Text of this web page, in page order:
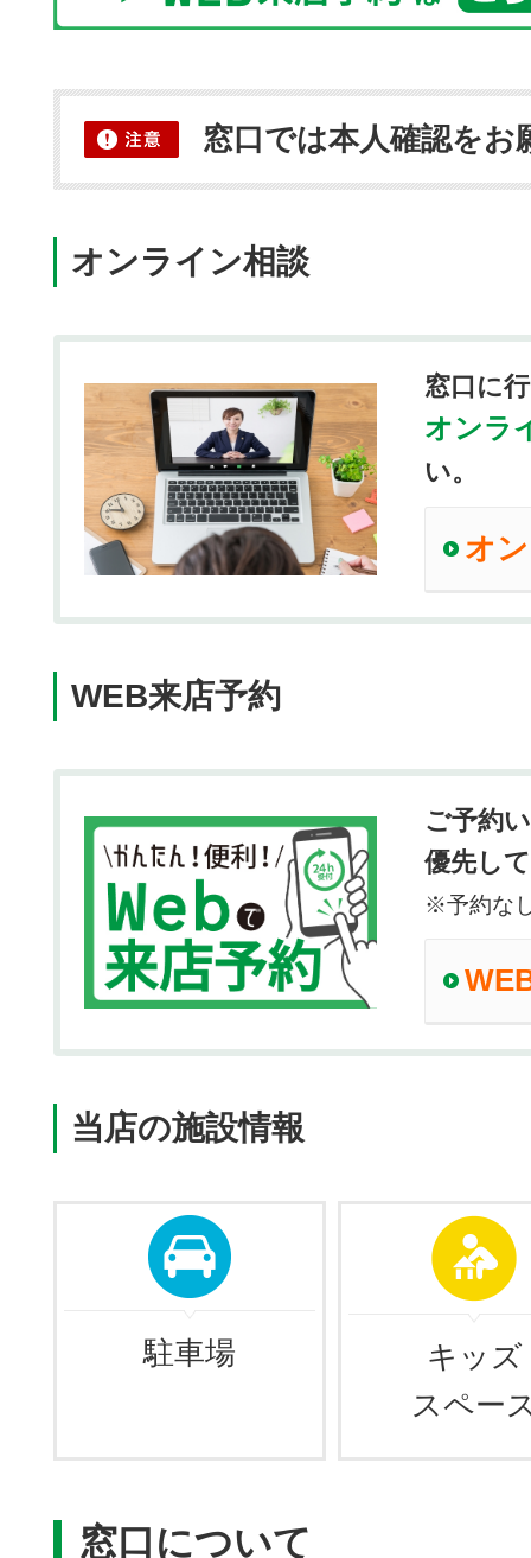
窓口では本人確認をお
オンライン相談
窓口に
オンラ
い。
オ
WEB来店予約
ご予約
優先し
※予約な
当店の施設情報
駐車場
キッズ
スペー
窓口について